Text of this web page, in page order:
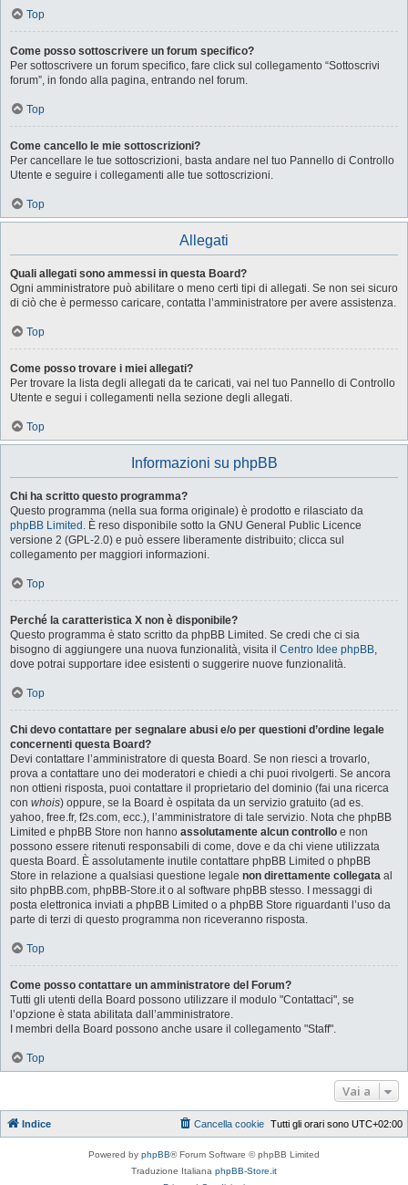
Top
Come posso sottoscrivere un forum specifico?
Per sottoscrivere un forum specifico, fare click sul collegamento “Sottoscrivi
forum”, in fondo alla pagina, entrando nel forum.
Top
Come cancello le mie sottoscrizioni?
Per cancellare le tue sottoscrizioni, basta andare nel tuo Pannello di Controllo
Utente e seguire i collegamenti alle tue sottoscrizioni.
Top
Allegati
Quali allegati sono ammessi in questa Board?
Ogni amministratore può abilitare o meno certi tipi di allegati. Se non sei sicuro
di ciò che è permesso caricare, contatta l’amministratore per avere assistenza.
Top
Come posso trovare i miei allegati?
Per trovare la lista degli allegati da te caricati, vai nel tuo Pannello di Controllo
Utente e segui i collegamenti nella sezione degli allegati.
Top
Informazioni su phpBB
Chi ha scritto questo programma?
Questo programma (nella sua forma originale) è prodotto e rilasciato da
phpBB Limited . È reso disponibile sotto la GNU General Public Licence
versione 2 (GPL-2.0) e può essere liberamente distribuito; clicca sul
collegamento per maggiori informazioni.
Top
Perché la caratteristica X non è disponibile?
Questo programma è stato scritto da phpBB Limited. Se credi che ci sia
bisogno di aggiungere una nuova funzionalità, visita il Centro Idee phpBB,
dove potrai supportare idee esistenti o suggerire nuove funzionalità.
Top
Chi devo contattare per segnalare abusi e/o per questioni d’ordine legale
concernenti questa Board?
Devi contattare l’amministratore di questa Board. Se non riesci a trovarlo,
prova a contattare uno dei moderatori e chiedi a chi puoi rivolgerti. Se ancora
non ottieni risposta, puoi contattare il proprietario del dominio (fai una ricerca
con whois) oppure, se la Board è ospitata da un servizio gratuito (ad es.
yahoo, free.fr, f2s.com, ecc.), l’amministratore di tale servizio. Nota che phpBB
Limited e phpBB Store non hanno assolutamente alcun controllo e non
possono essere ritenuti responsabili di come, dove e da chi viene utilizzata
questa Board. È assolutamente inutile contattare phpBB Limited o phpBB
Store in relazione a qualsiasi questione legale non direttamente collegata al
sito phpBB.com, phpBB-Store.it o al software phpBB stesso. I messaggi di
posta elettronica inviati a phpBB Limited o a phpBB Store riguardanti l’uso da
parte di terzi di questo programma non riceveranno risposta.
Top
Come posso contattare un amministratore del Forum?
Tutti gli utenti della Board possono utilizzare il modulo "Contattaci", se
l’opzione è stata abilitata dall’amministratore.
I membri della Board possono anche usare il collegamento "Staff".
Top
Vai a
Indice Tutti gli orari sono UTC+02:00
Cancella cookie
Powered by phpBB® Forum Software © phpBB Limited
Traduzione Italiana phpBB-Store.it